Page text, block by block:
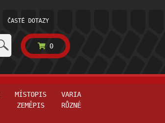
ČASTÉ DOTAZY
0
MÍSTOPIS
ZEMĚPIS
VARIA
RŮZNÉ